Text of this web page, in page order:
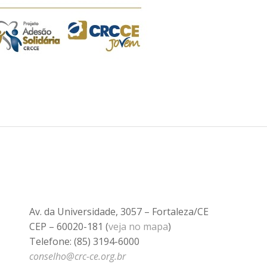
Av. da Universidade, 3057 – Fortaleza/CE
CEP – 60020-181 (veja no mapa)
Telefone: (85) 3194-6000
conselho@crc-ce.org.br